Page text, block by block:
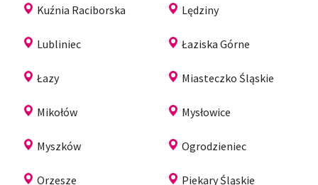
Kuźnia Raciborska Lędziny
Lubliniec Łaziska Górne
Łazy Miasteczko Śląskie
Mikołów Mysłowice
Myszków Ogrodzieniec
Orzesze Piekary Śląskie